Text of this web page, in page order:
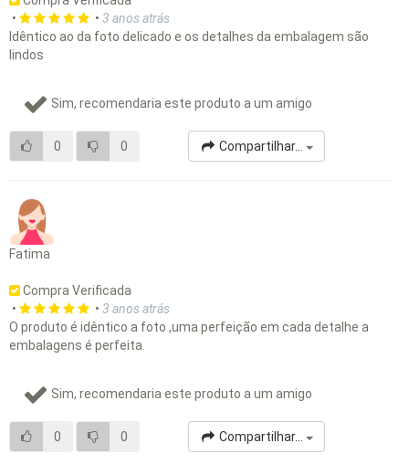
•
• 3 anos atrás
Idêntico ao da foto delicado e os detalhes da embalagem são
lindos
Sim, recomendaria este produto a um amigo
0 0 Compartilhar...
Fatima
Compra Verificada
•
• 3 anos atrás
O produto é idêntico a foto ,uma perfeição em cada detalhe a
embalagens é perfeita.
Sim, recomendaria este produto a um amigo
0 0 Compartilhar...